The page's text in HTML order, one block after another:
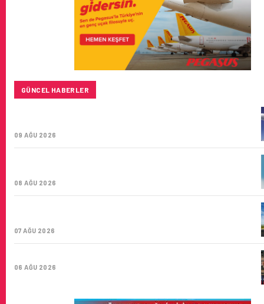
GÜNCEL HABERLER
09 AĞU 2026
08 AĞU 2026
07 AĞU 2026
06 AĞU 2026